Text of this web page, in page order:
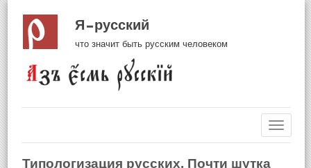
Я русский
что значит быть русским человеком
Типологизация русских. Почти шутка